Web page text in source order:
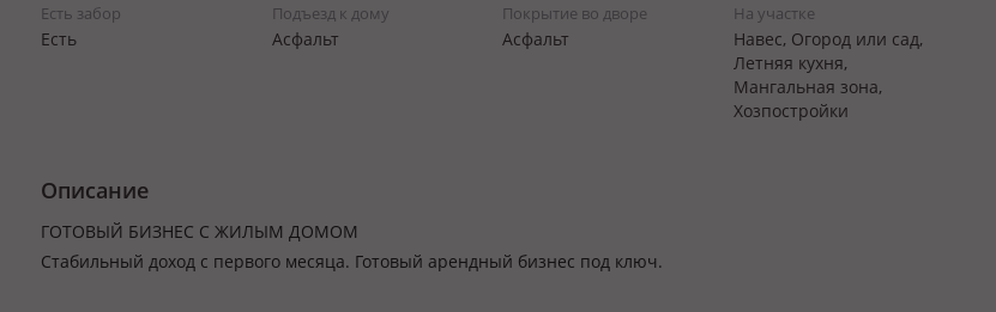
Есть забор
Есть
Подъезд к дому
Асфальт
Покрытие во дворе
Асфальт
На участке
Навес, Огород или сад,
Летняя кухня,
Мангальная зона,
Хозпостройки
Описание
ГОТОВЫЙ БИЗНЕС С ЖИЛЫМ ДОМОМ
Стабильный доход с первого месяца. Готовый арендный бизнес под ключ.